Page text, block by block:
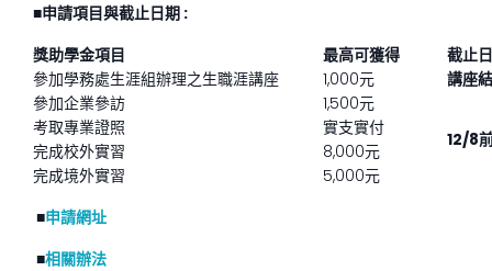
■申請項目與截止日期 :
獎助學金項目
最高可獲得
截止日
參加學務處生涯組辦理之生職涯講座
1,000元
講座
參加企業參訪
1,500元
12/8
考取專業證照
實支實付
完成校外實習
8,000元
完成境外實習
5,000元
■申請網址
■相關辦法